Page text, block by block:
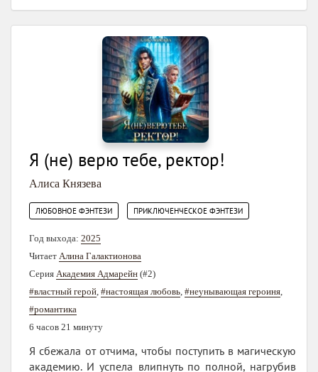
Я (не) верю тебе, ректор!
Алиса Князева
ЛЮБОВНОЕ ФЭНТЕЗИ ПРИКЛЮЧЕНЧЕСКОЕ ФЭНТЕЗИ
Год выхода: 2025
Читает Алина Галактионова
Серия Академия Адмарейн (#2)
#властный герой, #настоящая любовь, #неунывающая героиня,
#романтика
6 часов 21 минуту
Я сбежала от отчима, чтобы поступить в магическую
академию. И успела влипнуть по полной, нагрубив